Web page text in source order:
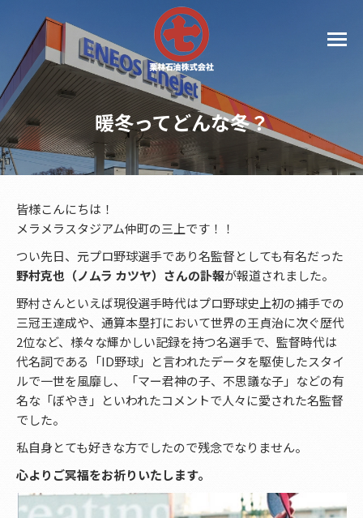
暖冬ってどんな冬？
皆様こんにちは！
メラメラスタジアム仲町の三上です！！
つい先日、元プロ野球選手であり名監督としても有名だった
野村克也（ノムラ カツヤ）さんの訃報が報道されました。
野村さんといえば現役選手時代はプロ野球史上初の捕手での
三冠王達成や、通算本塁打において世界の王貞治に次ぐ歴代
2位など、様々な輝かしい記録を持つ名選手で、監督時代は
代名詞である「ID野球」と言われたデータを駆使したスタイ
ルで一世を風靡し、「マー君神の子、不思議な子」などの有
名な「ぼやき」といわれたコメントで人々に愛された名監督
でした。
私自身とても好きな方でしたので残念でなりません。
心よりご冥福をお祈りいたします。